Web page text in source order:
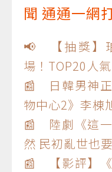
聞 通通一網
📢 【抽獎】
場！TOP20人
📰 日韓男神
物中心2》李棟
📰 陸劇《這
然 民初亂世也
📰 【影評】